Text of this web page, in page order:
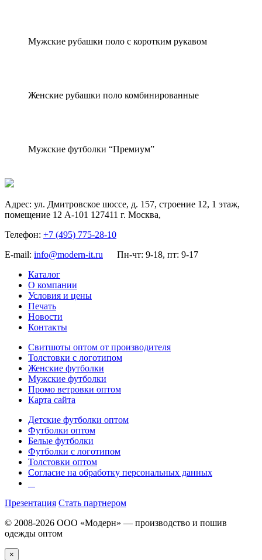
Мужские рубашки поло с коротким рукавом
Женские рубашки поло комбинированные
Мужские футболки “Премиум”
Адрес: ул. Дмитровское шоссе, д. 157, строение 12, 1 этаж,
помещение 12 А-101 127411 г. Москва,
Телефон: +7 (495) 775-28-10
E-mail: info@modern-it.ru
Пн-чт: 9-18, пт: 9-17
Каталог
О компании
Условия и цены
Печать
Новости
Контакты
Свитшоты оптом от производителя
Толстовки с логотипом
Женские футболки
Мужские футболки
Промо ветровки оптом
Карта сайта
Детские футболки оптом
Футболки оптом
Белые футболки
Футболки с логотипом
Толстовки оптом
Согласие на обработку персональных данных
Презентация Стать партнером
© 2008-2026 ООО «Модерн» — производство и пошив
одежды оптом
×